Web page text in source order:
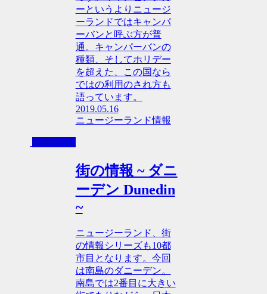
ーというよりニュージ
ーランドではキャンパ
ーバンと呼ぶ方が普
通。キャンパーバンの
種類、そしてホリデー
を超えた、この国なら
ではの利用のされ方も
語っています。
2019.05.16
ニュージーランド情報
- 街の情報
街の情報 ~ ダニ
ーデン Dunedin
~
ニュージーランド、街
の情報シリーズも10都
市目となります。今回
は南島のダニーデン。
南島では2番目に大きい